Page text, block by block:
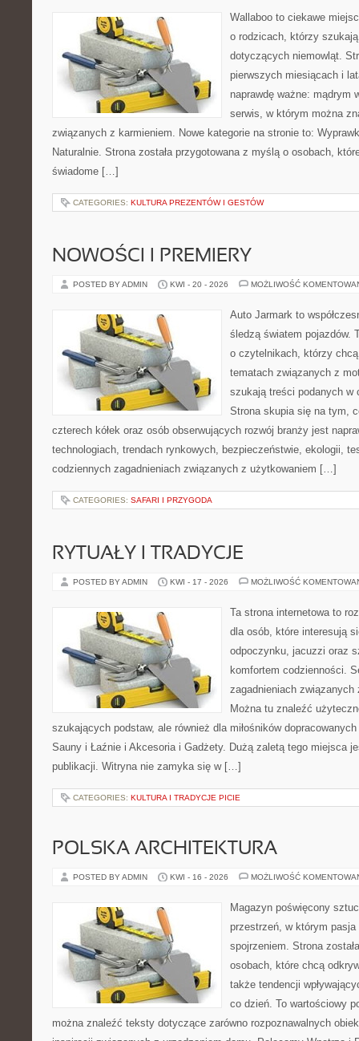
Wallaboo to ciekawe
o rodzicach, którzy
dotyczących niemowląt.
pierwszych miesiącach i
naprawdę ważne: mądrym
serwis, w którym można
związanych z karmieniem. Nowe kategorie na stronie to:
Naturalnie. Strona została przygotowana z myślą o osobach,
świadome […]
CATEGORIES: KULTURA PREZENTÓW I GESTÓW
NOWOŚCI I PREMIERY
POSTED BY ADMIN KWI - 20 - 2026 MOŻLIWOŚĆ
Auto Jarmark to
śledzą światem pojazdów.
o czytelnikach, którzy
tematach związanych z
szukają treści podanych
Strona skupia się na tym,
czterech kółek oraz osób obserwujących rozwój branży jest
technologiach, trendach rynkowych, bezpieczeństwie, ekologii,
codziennych zagadnieniach związanych z użytkowaniem […]
CATEGORIES: SAFARI I PRZYGODA
RYTUAŁY I TRADYCJE
POSTED BY ADMIN KWI - 17 - 2026 MOŻLIWOŚĆ
Ta strona internetowa to
dla osób, które interesują
odpoczynku, jacuzzi oraz
komfortem codzienności.
zagadnieniach
Można tu znaleźć
szukających podstaw, ale również dla miłośników
Sauny i Łaźnie i Akcesoria i Gadżety. Dużą zaletą tego miejsca
publikacji. Witryna nie zamyka się w […]
CATEGORIES: KULTURA I TRADYCJE PICIE
POLSKA ARCHITEKTURA
POSTED BY ADMIN KWI - 16 - 2026 MOŻLIWOŚĆ
Magazyn poświęcony
przestrzeń, w którym
spojrzeniem. Strona
osobach, które chcą
także tendencji
co dzień. To wartościowy
można znaleźć teksty dotyczące zarówno rozpoznawalnych